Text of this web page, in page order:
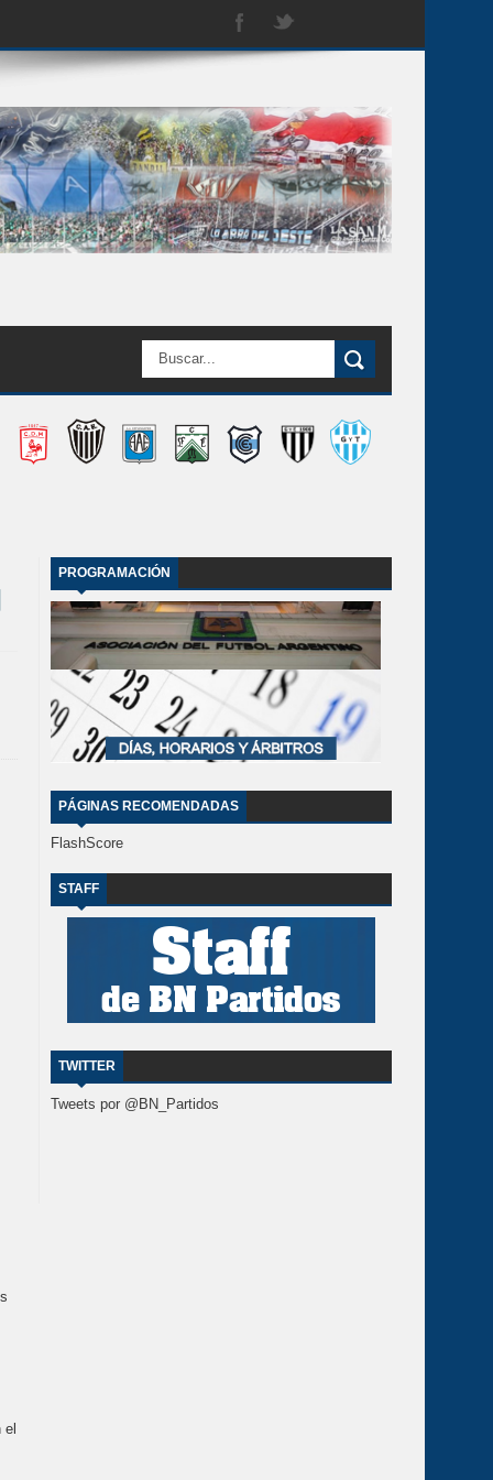
PROGRAMACIÓN
PÁGINAS RECOMENDADAS
FlashScore
STAFF
TWITTER
Tweets por @BN_Partidos